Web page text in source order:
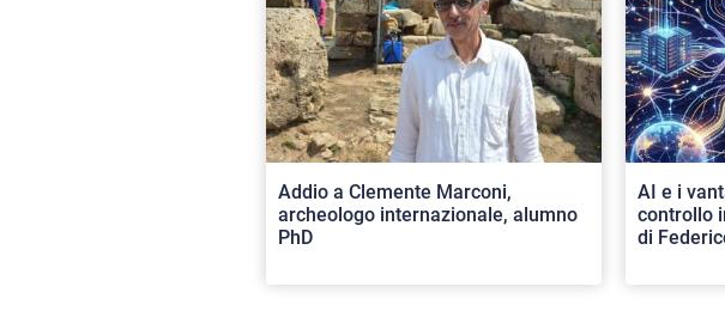
Addio a Clemente Marconi,
archeologo internazionale, alumno
PhD
AI e i
controllo
di